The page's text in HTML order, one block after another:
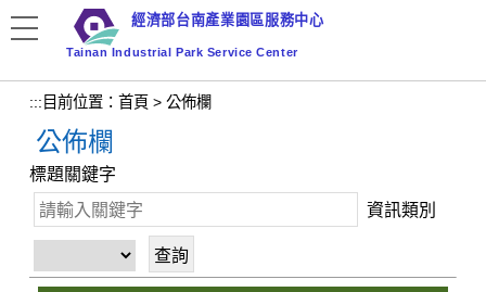
要
容
區
塊
經濟部台南產業園區服務中心
Tainan Industrial Park Service Center
::: 目前位置： 首頁 > 公佈欄
公佈欄
標題關鍵字
資訊類別